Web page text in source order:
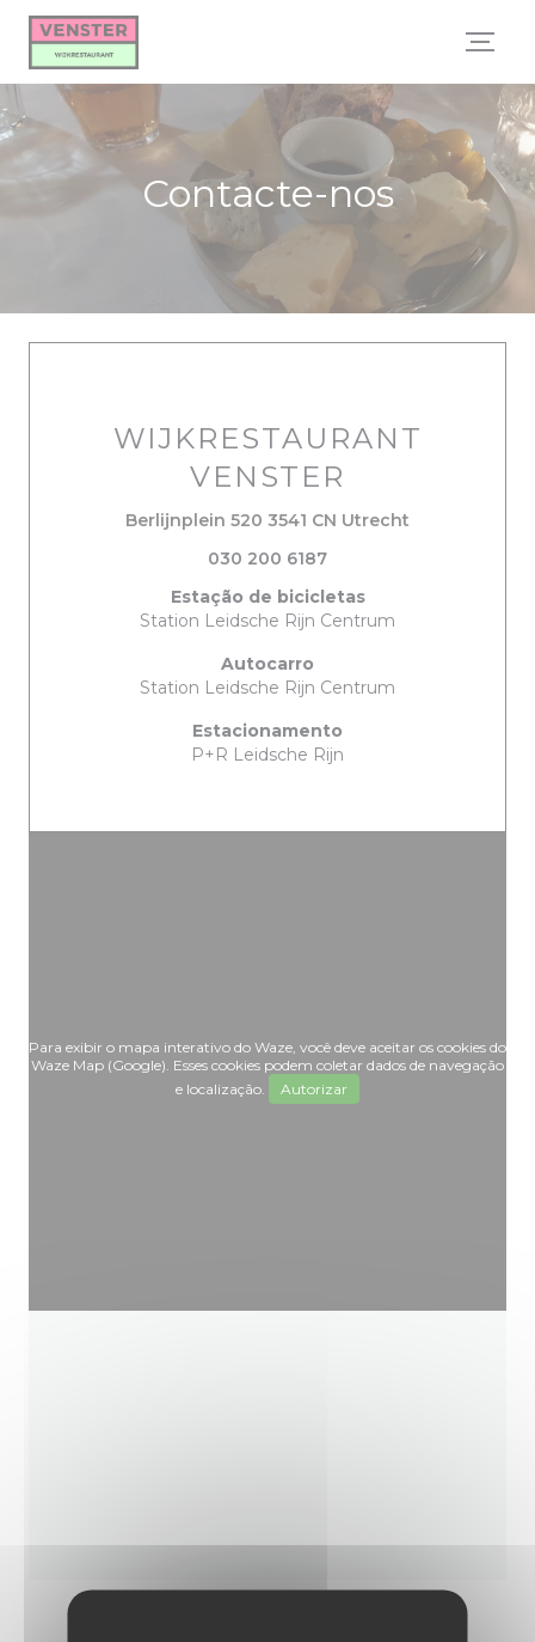
Painel de Gerenciamento de Cookies
Contacte-nos
WIJKRESTAURANT
VENSTER
Berlijnplein 520 3541 CN Utrecht
030 200 6187
Estação de bicicletas
Station Leidsche Rijn Centrum
Autocarro
Station Leidsche Rijn Centrum
Estacionamento
P+R Leidsche Rijn
Para exibir o mapa interativo do Waze, você deve aceitar os cookies do
Waze Map (Google). Esses cookies podem coletar dados de navegação
e localização.
Autorizar